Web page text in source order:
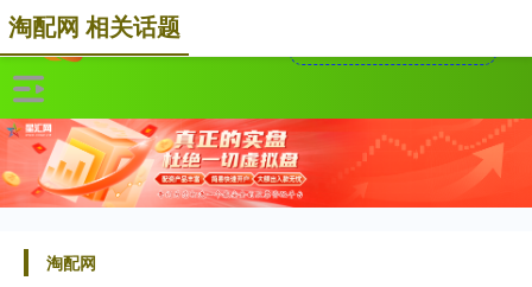
淘配网
淘配网 相关话题